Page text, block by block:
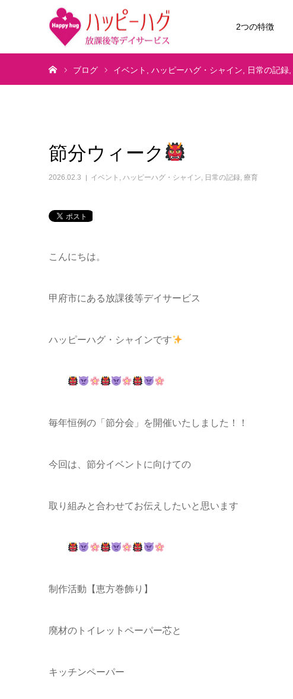
2つの特徴
ブログ イベント ハッピーハグ・シャイン 日常の記録
節分ウィーク
2026.02.3 イベント , ハッピーハグ・シャイン, 日常の記録, 療育
こんにちは。
甲府市にある放課後等デイサービス
ハッピーハグ・シャインです
毎年恒例の「節分会」を開催いたしました！！
今回は、節分イベントに向けての
取り組みと合わせてお伝えしたいと思います
制作活動【恵方巻飾り】
廃材のトイレットペーパー芯と
キッチンペーパー